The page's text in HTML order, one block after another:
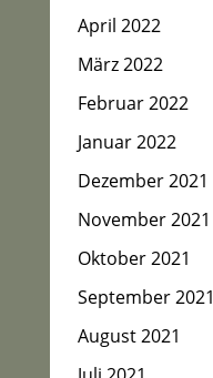
April 2022
März 2022
Februar 2022
Januar 2022
Dezember 2021
November 2021
Oktober 2021
September 2021
August 2021